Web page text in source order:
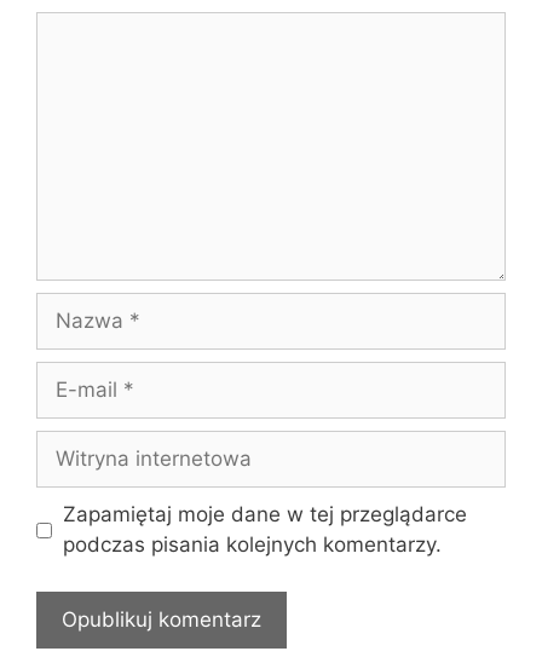
Nazwa
Witryna
internetowa
Zapamiętaj moje dane w tej przeglądarce
podczas pisania kolejnych komentarzy.